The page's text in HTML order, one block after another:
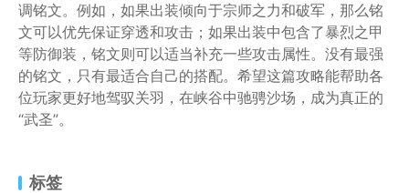
调铭文。例如，如果出装倾向于宗师之力和破军，那么铭
文可以优先保证穿透和攻击；如果出装中包含了暴烈之甲
等防御装，铭文则可以适当补充一些攻击属性。没有最强
的铭文，只有最适合自己的搭配。希望这篇攻略能帮助各
位玩家更好地驾驭关羽，在峡谷中驰骋沙场，成为真正的
“武圣”。
标签